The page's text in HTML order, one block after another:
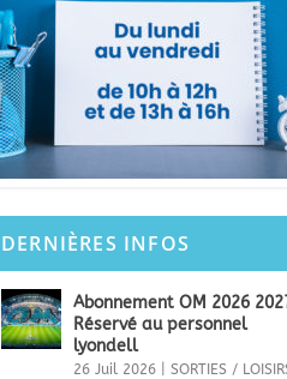
DERNIÈRES INFOS
Abonnement OM 2026
Réservé au personnel
lyondell
26 Juil 2026 SORTIES /